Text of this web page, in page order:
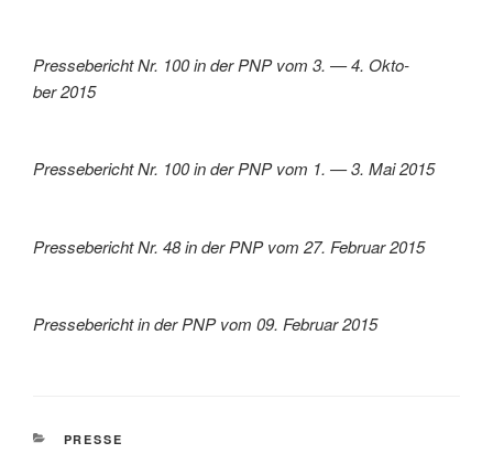
Pres­se­be­richt Nr. 100 in der PNP vom 3. — 4. Okto­
ber 2015
Pres­se­be­richt Nr. 100 in der PNP vom 1. — 3. Mai 2015
Pres­se­be­richt Nr. 48 in der PNP vom 27. Febru­ar 2015
Pres­se­be­richt in der PNP vom 09. Febru­ar 2015
KATEGORIEN
PRESSE